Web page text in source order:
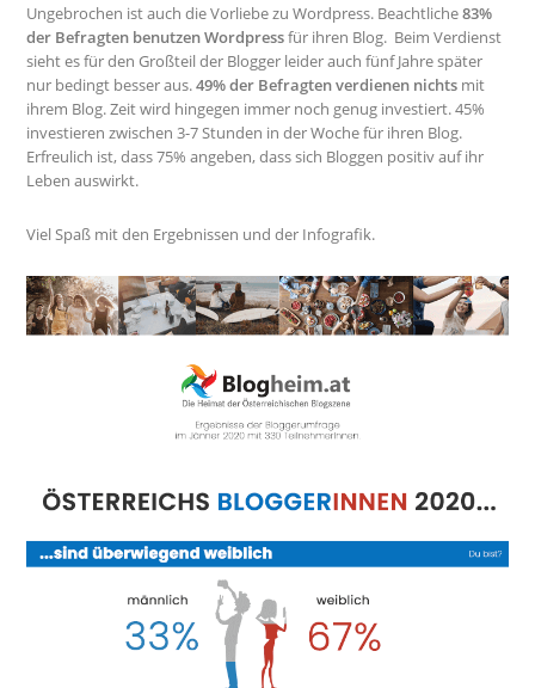
Ungebrochen ist auch die Vorliebe zu Wordpress. Beachtliche83%
der Befragten benutzen Wordpressfür ihren Blog. Beim Verdienst
sieht es für den Großteil der Blogger leider auch fünf Jahre später
nur bedingt besser aus.49% der Befragten verdienen nichts mit
ihrem Blog. Zeit wird hingegen immer noch genug investiert. 45%
investieren zwischen 3-7 Stunden in der Woche für ihren Blog.
Erfreulich ist, dass 75% angeben, dass sich Bloggen positiv auf ihr
Leben auswirkt.
Viel Spaß mit den Ergebnissen und der Infografik.